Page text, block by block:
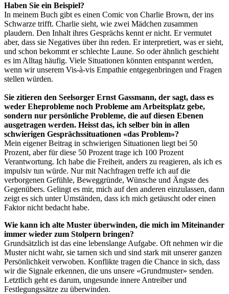
Haben Sie ein Beispiel?
In meinem Buch gibt es einen Comic von Charlie Brown, der ins
Schwarze trifft. Charlie sieht, wie zwei Mädchen zusammen
plaudern. Den Inhalt ihres Gesprächs kennt er nicht. Er vermutet
aber, dass sie Negatives über ihn reden. Er interpretiert, was er sieht,
und schon bekommt er schlechte Laune. So oder ähnlich geschieht
es im Alltag häufig. Viele Situationen könnten entspannt werden,
wenn wir unserem Vis-à-vis Empathie entgegenbringen und Fragen
stellen würden.
Sie zitieren den Seelsorger Ernst Gassmann, der sagt, dass es
weder Eheprobleme noch Probleme am Arbeitsplatz gebe,
sondern nur persönliche Probleme, die auf diesen Ebenen
ausgetragen werden. Heisst das, ich selber bin in allen
schwierigen Gesprächssituationen «das Problem»?
Mein eigener Beitrag in schwierigen Situationen liegt bei 50
Prozent, aber für diese 50 Prozent trage ich 100 Prozent
Verantwortung. Ich habe die Freiheit, anders zu reagieren, als ich es
impulsiv tun würde. Nur mit Nachfragen treffe ich auf die
verborgenen Gefühle, Beweggründe, Wünsche und Ängste des
Gegenübers. Gelingt es mir, mich auf den anderen einzulassen, dann
zeigt es sich unter Umständen, dass ich mich getäuscht oder einen
Faktor nicht bedacht habe.
Wie kann ich alte Muster überwinden, die mich im Miteinander
immer wieder zum Stolpern bringen?
Grundsätzlich ist das eine lebenslange Aufgabe. Oft nehmen wir die
Muster nicht wahr, sie tarnen sich und sind stark mit unserer ganzen
Persönlichkeit verwoben. Konflikte tragen die Chance in sich, dass
wir die Signale erkennen, die uns unsere «Grundmuster» senden.
Letztlich geht es darum, ungesunde innere Antreiber und
Festlegungssätze zu überwinden.